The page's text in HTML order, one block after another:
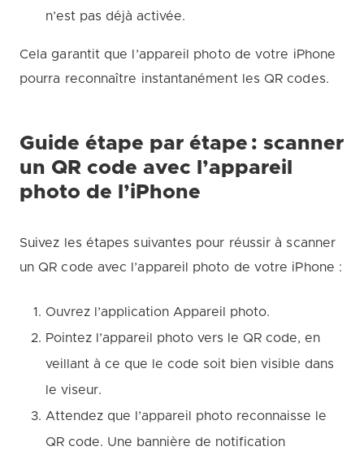
n’est pas déjà activée.
Cela garantit que l’appareil photo de votre iPhone
pourra reconnaître instantanément les QR codes.
Guide étape par étape : scanner
un QR code avec l’appareil
photo de l’iPhone
Suivez les étapes suivantes pour réussir à scanner
un QR code avec l’appareil photo de votre iPhone :
Ouvrez l’application Appareil photo.
Pointez l’appareil photo vers le QR code, en
veillant à ce que le code soit bien visible dans
le viseur.
Attendez que l’appareil photo reconnaisse le
QR code. Une bannière de notification